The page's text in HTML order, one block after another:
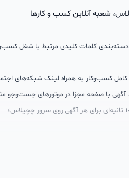
شعبه آنلاین کسب و کارها
در 8 لیست دسته‌بندی کلمات کلیدی مرتبط با شغل
کسب‌وکار به همراه لینک شبکه‌های
آگهی با صفحه مجزا در موتورهای جست‌وجو